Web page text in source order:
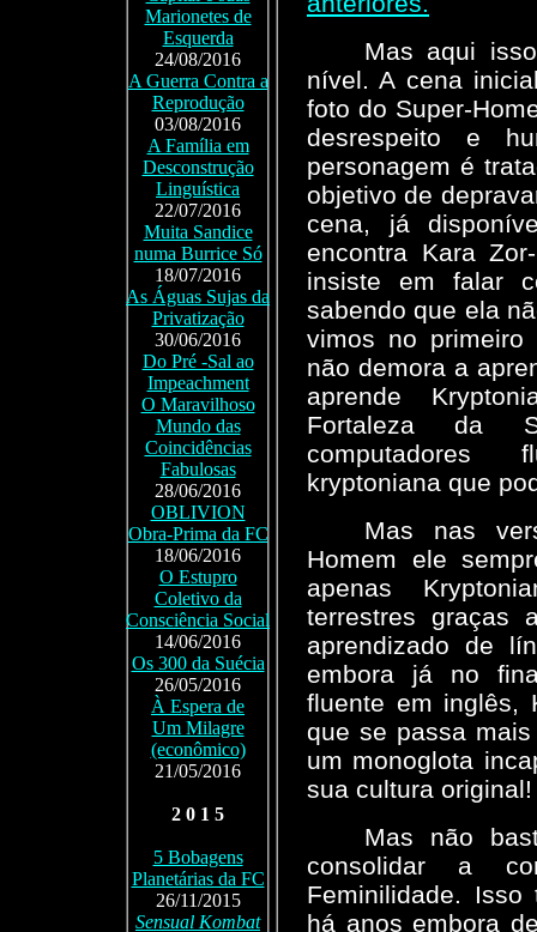
Marionetes de
Esquerda
24/08/2016
A Guerra Contra a
Reprodução
03/08/2016
A Família em
Desconstrução
Linguística
22/07/2016
Muita Sandice
numa Burrice Só
18/07/2016
As Águas Sujas da
Privatização
30/06/2016
Do Pré -Sal ao
Impeachment
O Maravilhoso
Mundo das
Coincidências
Fabulosas
28/06/2016
OBLIVION
Obra-Prima da FC
18/06/2016
O Estupro
Coletivo da
Consciência Social
14/06/2016
Os 300 da Suécia
26/05/2016
À Espera de
Um Milagre
(econômico)
21/05/2016
2 0 1 5
5 Bobagens
Planetárias da FC
26/11/2015
Sensual Kombat
Mas aqui
nível. A cena
foto do Super-
desrespeito e
personagem é
objetivo de
cena, já
encontra Kara
insiste em falar
sabendo que ela
vimos no
não demora a
aprende
Fortaleza da
computadores
kryptoniana que
Mas nas
Homem ele
apenas
terrestres graças
aprendizado de
embora já no
fluente em inglês,
que se passa
um monoglota
sua cultura original!
Mas não
consolidar a
Feminilidade.
há anos embora